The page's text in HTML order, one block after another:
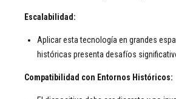
Escalabilidad:
Aplicar esta tecnología en grandes
históricas presenta desafíos
Compatibilidad con Entornos Históricos: